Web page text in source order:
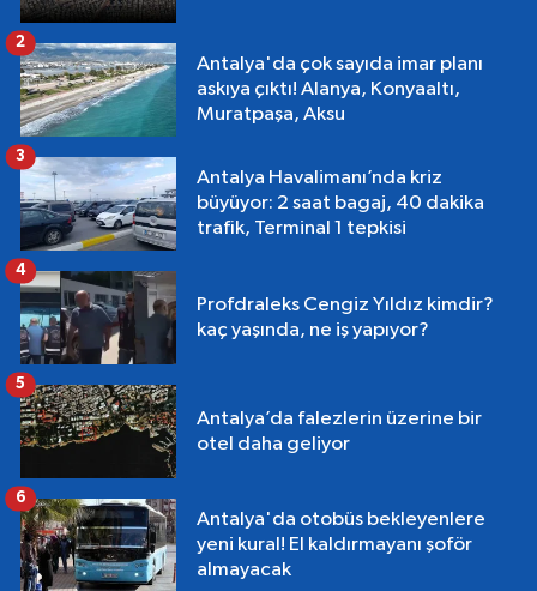
Antalya'da çok sayıda imar planı
askıya çıktı! Alanya, Konyaaltı,
Muratpaşa, Aksu
2
Antalya Havalimanı’nda kriz
büyüyor: 2 saat bagaj, 40 dakika
trafik, Terminal 1 tepkisi
3
Profdraleks Cengiz Yıldız kimdir?
kaç yaşında, ne iş yapıyor?
4
Antalya’da falezlerin üzerine bir
otel daha geliyor
5
Antalya'da otobüs bekleyenlere
yeni kural! El kaldırmayanı şoför
almayacak
6